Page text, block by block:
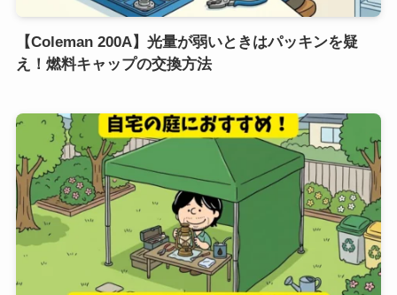
【Coleman 200A】光量が弱いときはパッキンを疑
え！燃料キャップの交換方法